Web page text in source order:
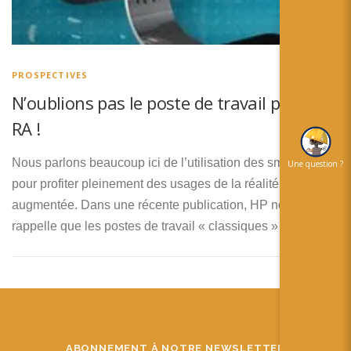
日本語
PROSPECTIVES
N’oublions pas le poste de travail pour la
RA !
Nous parlons beaucoup ici de l’utilisation des smartphones
pour profiter pleinement des usages de la réalité
augmentée. Dans une récente publication, HP nous
rappelle que les postes de travail « classiques » …
ABONNEMENT À NOTRE NEWSLETTER
Une question ?